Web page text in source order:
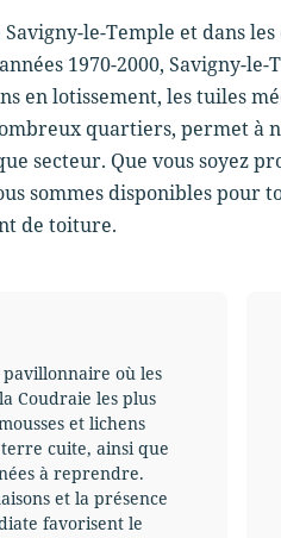
le-Temple et dans les
1970-2000, Savigny-
lotissement, les tuiles
quartiers, permet
secteur. Que vous soyez
sommes disponibles pour
de toiture.
où les
Coudraie les plus
et lichens
cuite, ainsi que
à reprendre.
et la présence
favorisent le